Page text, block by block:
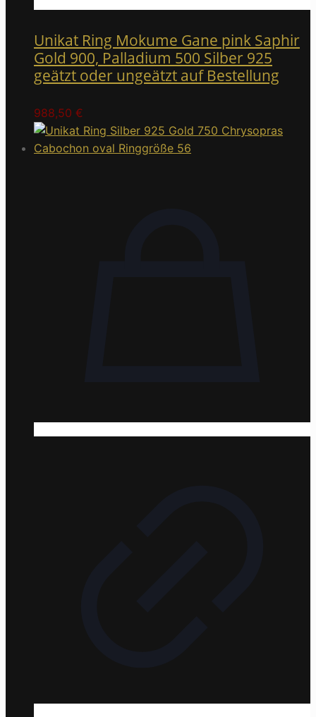
Unikat Ring Mokume Gane pink Saphir
Gold 900, Palladium 500 Silber 925
geätzt oder ungeätzt auf Bestellung
988,50 €